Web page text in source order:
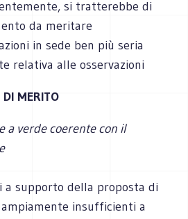
si tratterebbe di
da meritare
in sede ben più seria
relativa alle osservazioni
MERITO
a verde coerente con il
a supporto della proposta di
insufficienti a